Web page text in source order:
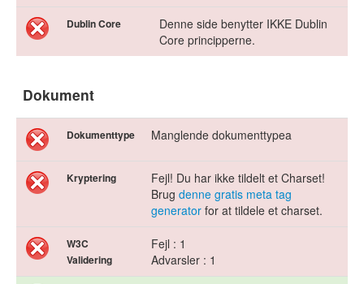
Dublin Core
Denne side benytter IKKE Dublin
Core principperne.
Dokument
Dokumenttype Manglende dokumenttypea
Kryptering
Fejl! Du har ikke tildelt et Charset!
Brug denne gratis meta tag
generator for at tildele et charset.
W3C
Validering
Fejl : 1
Advarsler : 1